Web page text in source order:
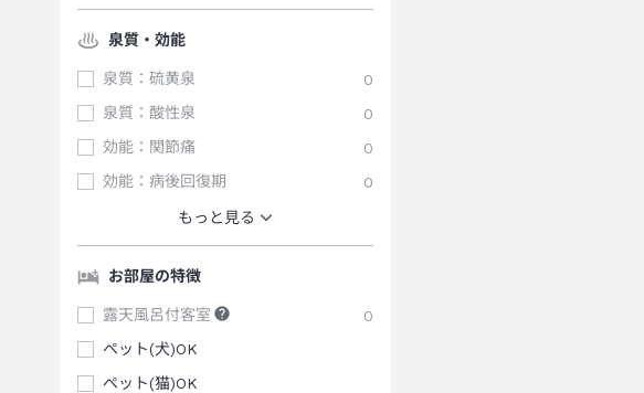
泉質・効能
泉質：硫黄泉
0
泉質：酸性泉
0
効能：関節痛
0
効能：病後回復期
0
もっと見る
お部屋の特徴
露天風呂付客室
0
ペット(犬)OK
ペット(猫)OK